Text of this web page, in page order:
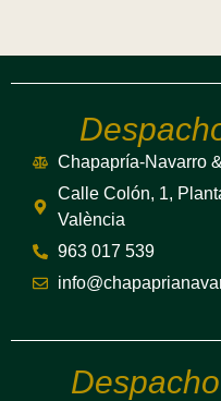
Chapapría-Navarro
Calle Colón, 1,
València
963 017 539